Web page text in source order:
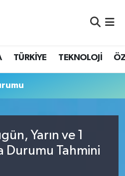
TÜRKİYE TEKNOLOJİ
Yarın ve 1
Durumu Tahmini
ve Fikstür